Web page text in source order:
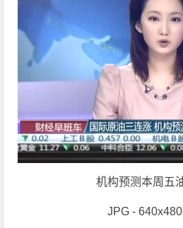
机构预测本周五
JPG -